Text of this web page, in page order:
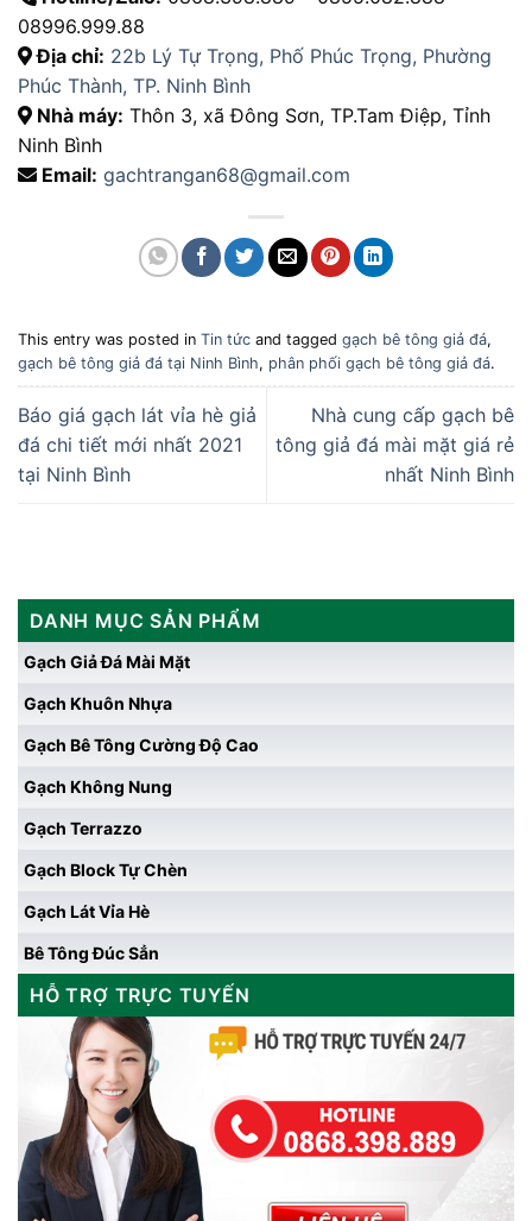
08996.999.88
Địa chỉ: 22b Lý Tự Trọng, Phố Phúc Trọng, Phường
Phúc Thành, TP. Ninh Bình
Nhà máy: Thôn 3, xã Đông Sơn, TP.Tam Điệp, Tỉnh
Ninh Bình
Email: gachtrangan68@gmail.com
This entry was posted in Tin tức and tagged gạch bê tông giả đá,
gạch bê tông giả đá tại Ninh Bình, phân phối gạch bê tông giả đá.
Báo giá gạch lát vỉa hè giả
đá chi tiết mới nhất 2021
tại Ninh Bình
Nhà cung cấp gạch bê
tông giả đá mài mặt giá rẻ
nhất Ninh Bình
DANH MỤC SẢN PHẨM
Gạch Giả Đá Mài Mặt
Gạch Khuôn Nhựa
Gạch Bê Tông Cường Độ Cao
Gạch Không Nung
Gạch Terrazzo
Gạch Block Tự Chèn
Gạch Lát Vỉa Hè
Bê Tông Đúc Sẳn
HỖ TRỢ TRỰC TUYẾN